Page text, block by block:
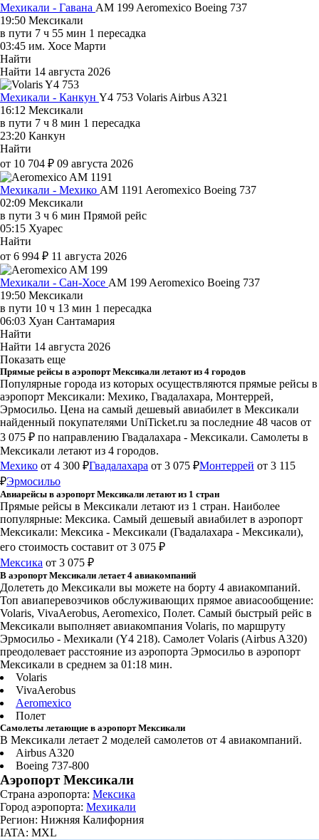
Мехикали - Гавана AM 199 Aeromexico Boeing 737
19:50 Мексикали
в пути 7 ч 55 мин 1 пересадка
03:45 им. Хосе Марти
Найти
Найти 14 августа 2026
Мехикали - Канкун Y4 753 Volaris Airbus A321
16:12 Мексикали
в пути 7 ч 8 мин 1 пересадка
23:20 Канкун
Найти
от 10 704 ₽ 09 августа 2026
Мехикали - Мехико AM 1191 Aeromexico Boeing 737
02:09 Мексикали
в пути 3 ч 6 мин Прямой рейс
05:15 Хуарес
Найти
от 6 994 ₽ 11 августа 2026
Мехикали - Сан-Хосе AM 199 Aeromexico Boeing 737
19:50 Мексикали
в пути 10 ч 13 мин 1 пересадка
06:03 Хуан Сантамария
Найти
Найти 14 августа 2026
Показать еще
Прямые рейсы в аэропорт Мексикали летают из 4 городов
Популярные города из которых осуществляются прямые рейсы в
аэропорт Мексикали: Мехико, Гвадалахара, Монтеррей,
Эрмосильо. Цена на самый дешевый авиабилет в Мексикали
найденный покупателями UniTicket.ru за последние 48 часов от
3 075 ₽ по направлению Гвадалахара - Мексикали. Самолеты в
Мексикали летают из 4 городов.
Мехико от 4 300 ₽Гвадалахара от 3 075 ₽Монтеррей от 3 115
₽Эрмосильо
Авиарейсы в аэропорт Мексикали летают из 1 стран
Прямые рейсы в Мексикали летают из 1 стран. Наиболее
популярные: Мексика. Самый дешевый авиабилет в аэропорт
Мексикали: Мексика - Мексикали (Гвадалахара - Мексикали),
его стоимость составит от 3 075 ₽
Мексика от 3 075 ₽
В аэропорт Мексикали летает 4 авиакомпаний
Долететь до Мексикали вы можете на борту 4 авиакомпаний.
Топ авиаперевозчиков обслуживающих прямое авиасообщение:
Volaris, VivaAerobus, Aeromexico, Полет. Самый быстрый рейс в
Мексикали выполняет авиакомпания Volaris, по маршруту
Эрмосильо - Мехикали (Y4 218). Самолет Volaris (Airbus A320)
преодолевает расстояние из аэропорта Эрмосильо в аэропорт
Мексикали в среднем за 01:18 мин.
Volaris
VivaAerobus
Aeromexico
Полет
Самолеты летающие в аэропорт Мексикали
В Мексикали летает 2 моделей самолетов от 4 авиакомпаний.
Airbus A320
Boeing 737-800
Аэропорт Мексикали
Страна аэропорта: Мексика
Город аэропорта: Мехикали
Регион: Нижняя Калифорния
IATA: MXL